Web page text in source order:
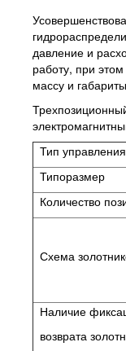
давление и
работу, при
массу и
Тип
Типоразмер
Количество
Схема
Наличие
возврата